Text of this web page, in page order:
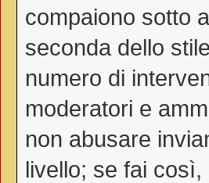
compaiono sotto
seconda dello
numero di
moderatori e
non abusare
livello; se fai così,